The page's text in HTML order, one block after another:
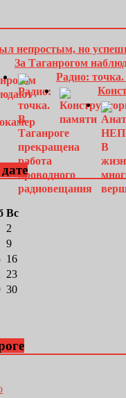
непростым, но
За Таганрогом
Радио:
Вс
2
9
16
23
30